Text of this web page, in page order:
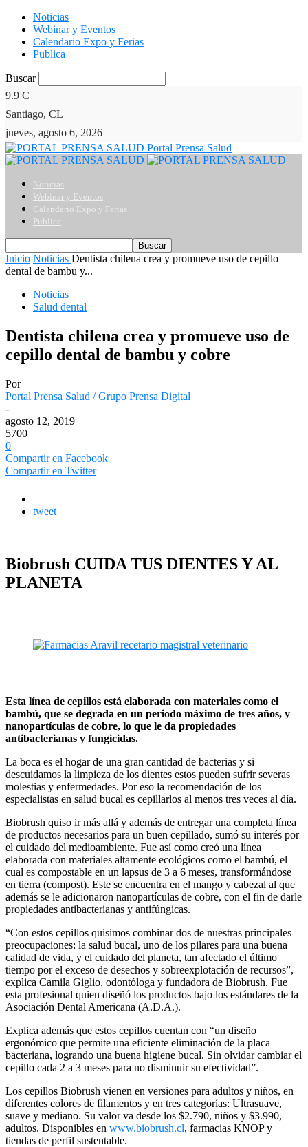
Noticias
Webinar y Eventos
Calendario Expo y Ferias
Publica
Buscar
9.9 C
Santiago, CL
jueves, agosto 6, 2026
Portal Prensa Salud
Noticias
Webinar y Eventos
Calendario Expo y Ferias
Publica
Inicio Noticias Dentista chilena crea y promueve uso de cepillo
dental de bambu y...
Noticias
Salud dental
Dentista chilena crea y promueve uso de
cepillo dental de bambu y cobre
Por
Portal Prensa Salud / Grupo Prensa Digital
-
agosto 12, 2019
5700
0
Compartir en Facebook
Compartir en Twitter
tweet
Biobrush CUIDA TUS DIENTES Y AL
PLANETA
Esta línea de cepillos está elaborada con materiales como el
bambú, que se degrada en un periodo máximo de tres años, y
nanopartículas de cobre, lo que le da propiedades
antibacterianas y fungicidas.
La boca es el hogar de una gran cantidad de bacterias y si
descuidamos la limpieza de los dientes estos pueden sufrir severas
molestias y enfermedades. Por eso la recomendación de los
especialistas en salud bucal es cepillarlos al menos tres veces al día.
Biobrush quiso ir más allá y además de entregar una completa línea
de productos necesarios para un buen cepillado, sumó su interés por
el cuidado del medioambiente. Fue así como creó una línea
elaborada con materiales altamente ecológicos como el bambú, el
cual es compostable en un lapsus de 3 a 6 meses, transformándose
en tierra (compost). Este se encuentra en el mango y cabezal al que
además se le adicionaron nanopartículas de cobre, con el fin de darle
propiedades antibacterianas y antifúngicas.
“Con estos cepillos quisimos combinar dos de nuestras principales
preocupaciones: la salud bucal, uno de los pilares para una buena
calidad de vida, y el cuidado del planeta, tan afectado el último
tiempo por el exceso de desechos y sobreexplotación de recursos”,
explica Camila Giglio, odontóloga y fundadora de Biobrush. Fue
esta profesional quien diseñó los productos bajo los estándares de la
Asociación Dental Americana (A.D.A.).
Explica además que estos cepillos cuentan con “un diseño
ergonómico que permite una eficiente eliminación de la placa
bacteriana, logrando una buena higiene bucal. Sin olvidar cambiar el
cepillo cada 2 a 3 meses para no disminuir su efectividad”.
Los cepillos Biobrush vienen en versiones para adultos y niños, en
diferentes colores de filamentos y en tres categorías: Ultrasuave,
suave y mediano. Su valor va desde los $2.790, niños y $3.990,
adultos. Disponibles en www.biobrush.cl, farmacias KNOP y
tiendas de perfil sustentable.